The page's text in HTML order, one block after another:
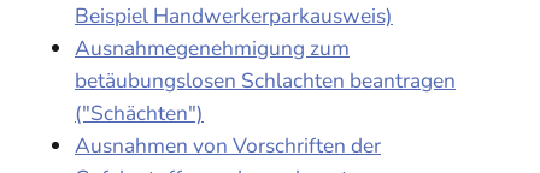
Beispiel Handwerkerparkausweis)
Ausnahmegenehmigung zum
betäubungslosen Schlachten beantragen
("Schächten")
Ausnahmen von Vorschriften der